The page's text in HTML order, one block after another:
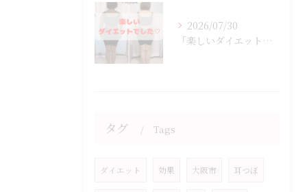
2026/07/30
「楽しいダイエットでした♡」
タグ Tags
ダイエット 効果 大阪市 耳つぼ